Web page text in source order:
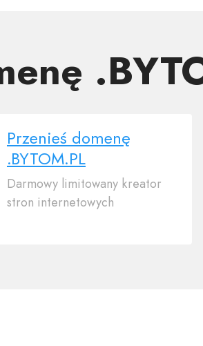
Przenieś domenę
.BYTOM.PL
Darmowy limitowany kreator
stron internetowych